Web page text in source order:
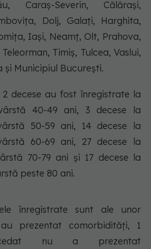
Caraș-Severin, Călărași,
Dolj, Galați, Harghita,
Iași, Neamț, Olt, Prahova,
Timiș, Tulcea, Vaslui,
și Municipiul București.
2 decese au fost înregistrate la
40-49 ani, 3 decese la
50-59 ani, 14 decese la
60-69 ani, 27 decese la
70-79 ani și 17 decese la
peste 80 ani.
înregistrate sunt ale unor
prezentat comorbidități, 1
nu a prezentat